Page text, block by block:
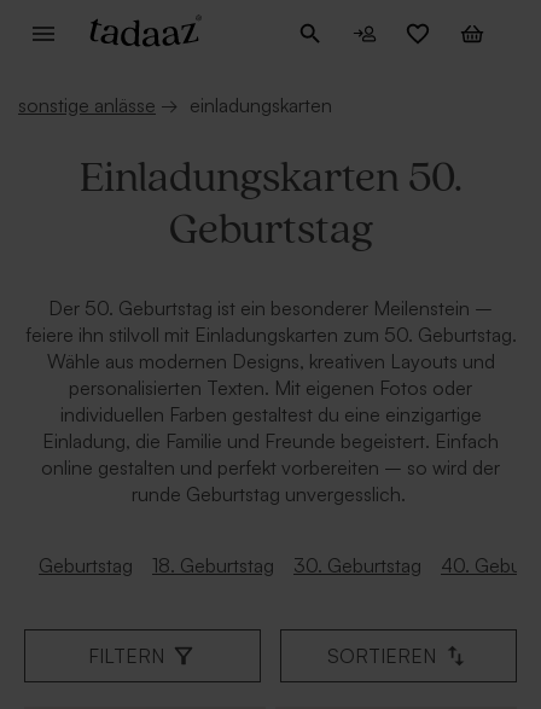
sonstige anlässe → einladungskarten
Einladungskarten 50.
Geburtstag
Der 50. Geburtstag ist ein besonderer Meilenstein –
feiere ihn stilvoll mit Einladungskarten zum 50. Geburtstag.
Wähle aus modernen Designs, kreativen Layouts und
personalisierten Texten. Mit eigenen Fotos oder
individuellen Farben gestaltest du eine einzigartige
Einladung, die Familie und Freunde begeistert. Einfach
online gestalten und perfekt vorbereiten – so wird der
runde Geburtstag unvergesslich.
Geburtstag 18. Geburtstag 30. Geburtstag 40.
FILTERN SORTIEREN